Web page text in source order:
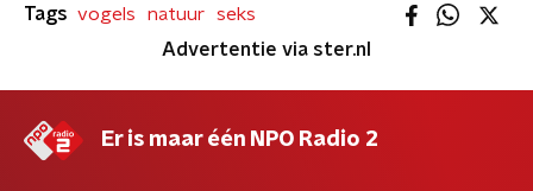
Tags vogels natuur
seks
Advertentie via ster.nl
Er is maar één NPO Radio 2